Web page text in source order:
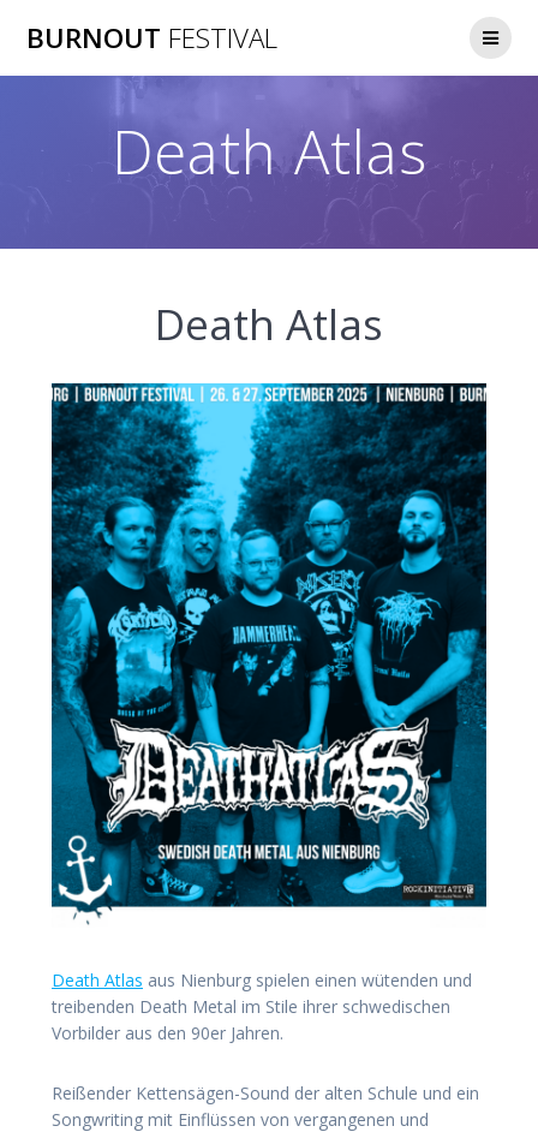
BURNOUT FESTIVAL
Death Atlas
Death Atlas
Death Atlas aus Nienburg spielen einen wütenden und
treibenden Death Metal im Stile ihrer schwedischen
Vorbilder aus den 90er Jahren.
Reißender Kettensägen-Sound der alten Schule und ein
Songwriting mit Einflüssen von vergangenen und